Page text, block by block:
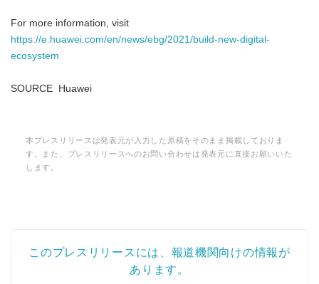
For more information, visit
https://e.huawei.com/en/news/ebg/2021/build-new-digital-
ecosystem
SOURCE Huawei
本プレスリリースは発表元が入力した原稿をそのまま掲載しておりま
す。また、プレスリリースへのお問い合わせは発表元に直接お願いいた
します。
このプレスリリースには、報道機関向けの情報が
あります。